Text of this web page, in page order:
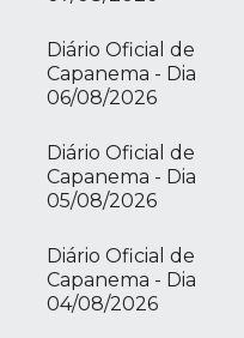
Diário Oficial de
Capanema - Dia
06/08/2026
Diário Oficial de
Capanema - Dia
05/08/2026
Diário Oficial de
Capanema - Dia
04/08/2026